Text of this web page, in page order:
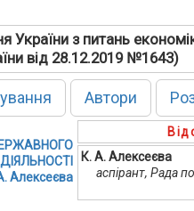
України з питань
від 28.12.2019 №1643)
Автори
Алексеєва
К. А. Алексеєва
аспірант, Рада